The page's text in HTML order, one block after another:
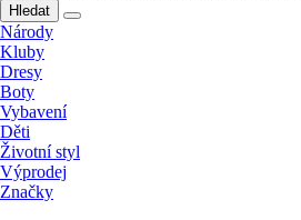
Hledat
Národy
Kluby
Dresy
Boty
Vybavení
Děti
Životní styl
Výprodej
Značky